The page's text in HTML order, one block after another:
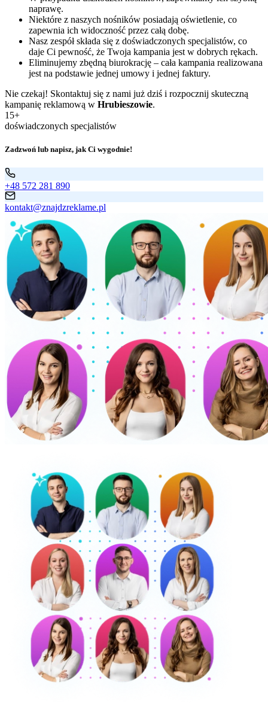
naprawę.
Niektóre z naszych nośników posiadają oświetlenie, co
zapewnia ich widoczność przez całą dobę.
Nasz zespół składa się z doświadczonych specjalistów, co
daje Ci pewność, że Twoja kampania jest w dobrych rękach.
Eliminujemy zbędną biurokrację – cała kampania realizowana
jest na podstawie jednej umowy i jednej faktury.
Nie czekaj! Skontaktuj się z nami już dziś i rozpocznij skuteczną
kampanię reklamową w Hrubieszowie.
15+
doświadczonych specjalistów
Zadzwoń lub napisz, jak Ci wygodnie!
+48 572 281 890
kontakt@znajdzreklame.pl